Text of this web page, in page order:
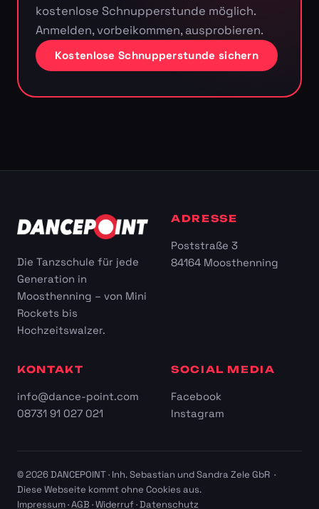
kostenlose Schnupperstunde möglich.
Anmelden, vorbeikommen, ausprobieren.
Kostenlose Schnupperstunde sichern
Die Tanzschule für jede
Generation in
Moosthenning – von Mini
Rockets bis
Hochzeitswalzer.
ADRESSE
Poststraße 3
84164 Moosthenning
KONTAKT
info@dance-point.com
08731 91 027 021
SOCIAL MEDIA
Facebook
Instagram
© 2026 DANCEPOINT · Inh. Sebastian und Sandra Zele GbR ·
Diese Webseite kommt ohne Cookies aus.
Impressum·AGB ·Widerruf·Datenschutz